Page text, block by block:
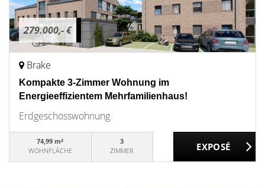
279.000,- €
Brake
Kompakte 3-Zimmer Wohnung im
Energieeffizientem Mehrfamilienhaus!
Erdgeschosswohnung
74,99 m²
WOHNFLÄCHE
3
ZIMMER